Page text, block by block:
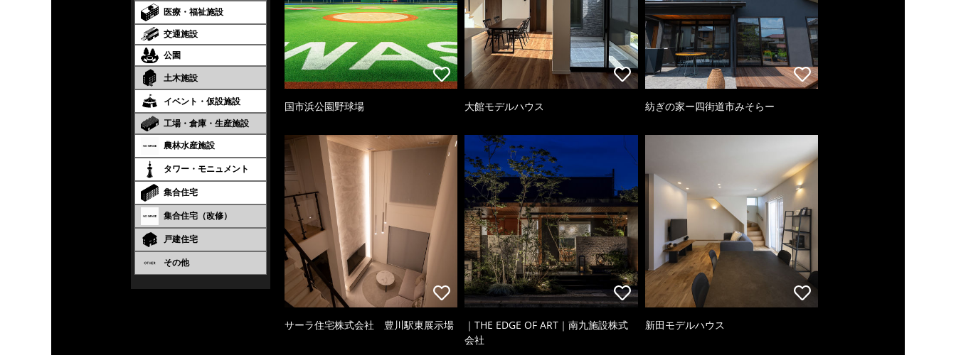
医療・福祉施設
交通施設
公園
土木施設
イベント・仮設施設
工場・倉庫・生産施設
農林水産施設
タワー・モニュメント
集合住宅
集合住宅（改修）
戸建住宅
その他
国市浜公園野球場 大館モデルハウス 紡ぎの家ー四街道市みそらー
サーラ住宅株式会社 豊川駅東展示場
｜THE EDGE OF ART｜南九施設株式
会社
新田モデルハウス